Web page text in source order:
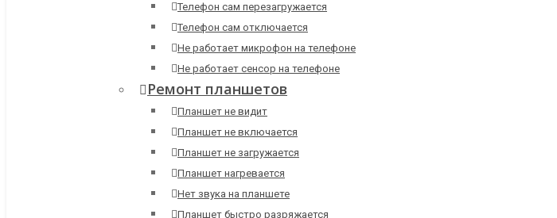
Телефон сам перезагружается
Телефон сам отключается
Не работает микрофон на телефоне
Не работает сенсор на телефоне
Ремонт планшетов
Планшет не видит
Планшет не включается
Планшет не загружается
Планшет нагревается
Нет звука на планшете
Планшет быстро разряжается